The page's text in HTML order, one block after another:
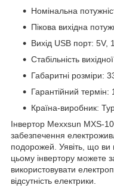
Номінальна
Пікова вихідна
Вихід USB порт: 5V,
Стабільність
Габаритні
Гарантійний термін:
Країна-виробник:
Інвертор Mexxsun MXS-
забезпечення
подорожей. Уявіть, що ви
цьому інвертору можете
використовувати
відсутність електрики.